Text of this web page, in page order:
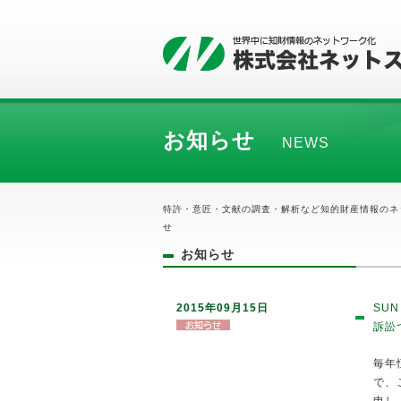
お知らせ NEWS
特許・意匠・文献の調査・解析など知的財産情報のネ
せ
お知らせ
2015年09月15日
SUN
訴訟
毎年
で、